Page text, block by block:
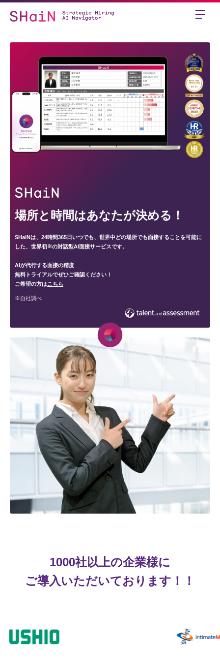
場所と時間はあなたが決める！
SHaiNは、24時間365日いつでも、 世界中どの場所でも面接することを可能に
した、 世界初※の対話型AI面接サービスです。
AIが代行する面接の精度
無料トライアルでぜひご確認ください！
ご希望の方はこちら
※自社調べ
1000社以上の企業様に
ご導入いただいております！！